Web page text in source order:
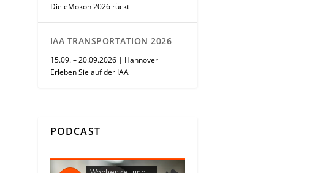
Die eMokon 2026 rückt
IAA TRANSPORTATION 2026
15.09. – 20.09.2026 | Hannover
Erleben Sie auf der IAA
PODCAST